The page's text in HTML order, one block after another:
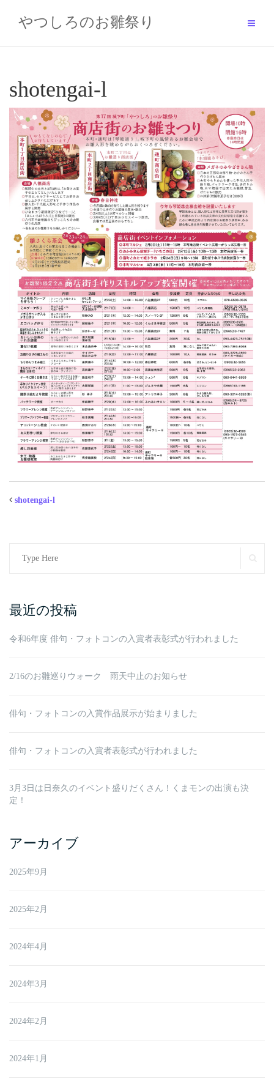
contentやつしろのお雛祭り
shotengai-l
shotengai-l
Search
最近の投稿
令和6年度 俳句・フォトコンの入賞者表彰式が行われました
2/16のお雛巡りウォーク 雨天中止のお知らせ
俳句・フォトコンの入賞作品展示が始まりました
俳句・フォトコンの入賞者表彰式が行われました
3月3日は日奈久のイベント盛りだくさん！くまモンの出演も決
定！
アーカイブ
2025年9月
2025年2月
2024年4月
2024年3月
2024年2月
2024年1月